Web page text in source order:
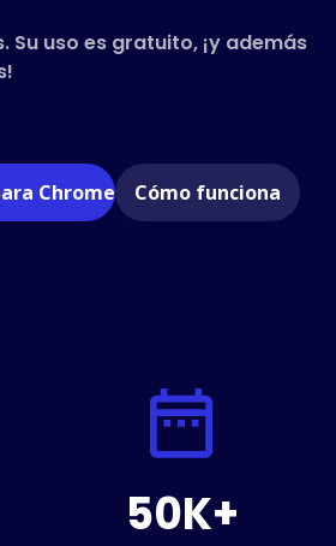
Su uso es gratuito, ¡y además
Chrome Cómo funciona
50K+